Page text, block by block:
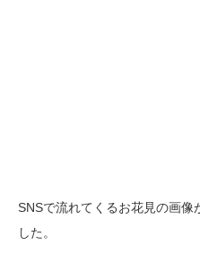
SNSで流れてくるお花見の画像
した。